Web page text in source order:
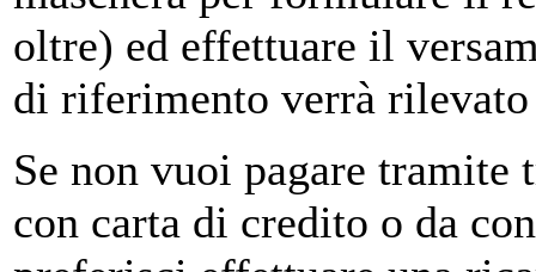
oltre) ed effettuare il
di riferimento verrà
Se non vuoi pagare tramite
con carta di credito o da